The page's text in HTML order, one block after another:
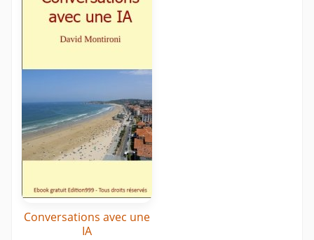
Conversations avec une
IA